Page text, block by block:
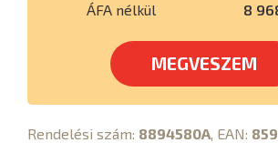
ÁFA nélkül 8
MEGVESZEM
Rendelési szám: 8894580A, EAN: